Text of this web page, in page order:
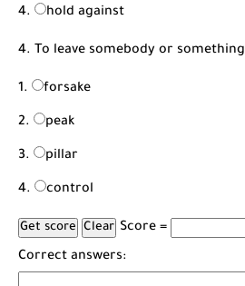
hold against
4. To leave somebody or something
forsake
peak
pillar
control
Score =
Correct answers: